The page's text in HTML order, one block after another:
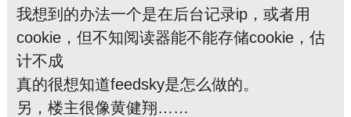
我想到的办法一个是在后台记录ip，或者用
cookie，但不知阅读器能不能存储cookie，估
计不成
真的很想知道feedsky是怎么做的。
另，楼主很像黄健翔……